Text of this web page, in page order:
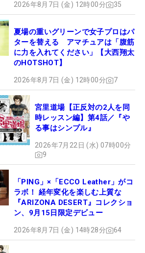
2026年8月7日 (金) 12時00分 35
夏場の重いグリーンで女子プロはパ
ターを替える アマチュアは「腹筋
に力を入れてください」【大西翔太
のHOTSHOT】
2026年8月7日 (金) 12時00分 7
宮里道場【正反対の2人を同
時レッスン編】第4話／『や
る事はシンプル』
2026年7月22日 (水) 07時00分
9
「PING」×「ECCO Leather」がコ
ラボ！ 経年変化を楽しむ上質な
『ARIZONA DESERT』コレクショ
ン、9月15日限定デビュー
2026年8月7日 (金) 14時28分 64